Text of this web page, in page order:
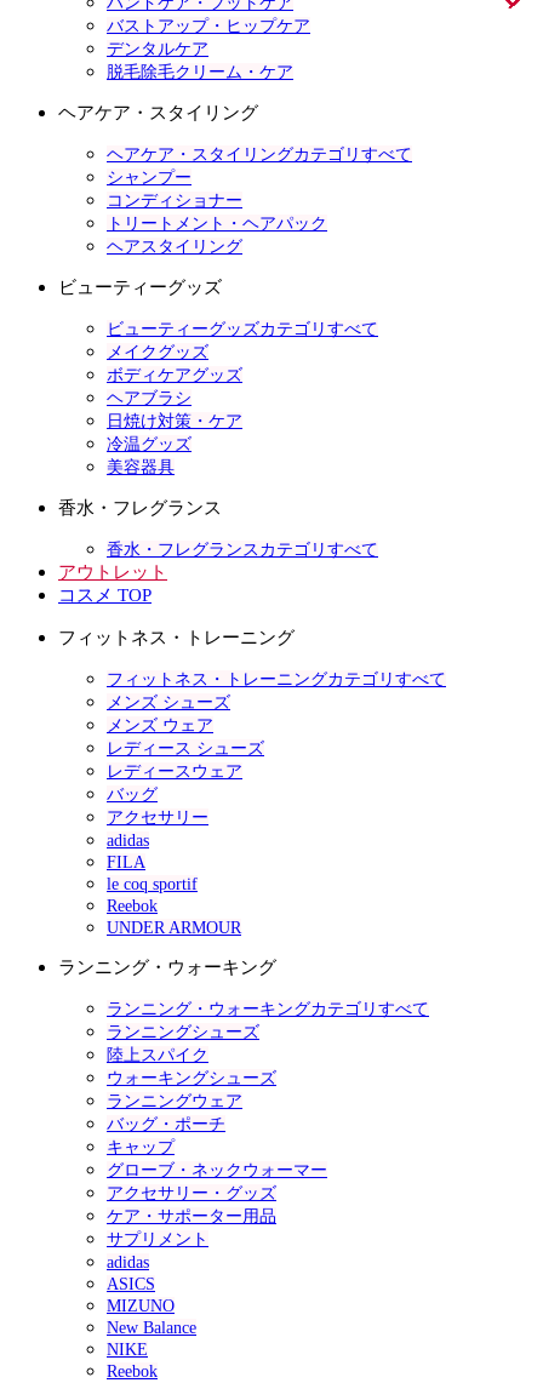
バストアップ・ヒップケア
デンタルケア
脱毛除毛クリーム・ケア
ヘアケア・スタイリング
ヘアケア・スタイリングカテゴリすべて
シャンプー
コンディショナー
トリートメント・ヘアパック
ヘアスタイリング
ビューティーグッズ
ビューティーグッズカテゴリすべて
メイクグッズ
ボディケアグッズ
ヘアブラシ
日焼け対策・ケア
冷温グッズ
美容器具
香水・フレグランス
香水・フレグランスカテゴリすべて
アウトレット
コスメ TOP
フィットネス・トレーニング
フィットネス・トレーニングカテゴリすべて
メンズ シューズ
メンズ ウェア
レディース シューズ
レディースウェア
バッグ
アクセサリー
adidas
FILA
le coq sportif
Reebok
UNDER ARMOUR
ランニング・ウォーキング
ランニング・ウォーキングカテゴリすべて
ランニングシューズ
陸上スパイク
ウォーキングシューズ
ランニングウェア
バッグ・ポーチ
キャップ
グローブ・ネックウォーマー
アクセサリー・グッズ
ケア・サポーター用品
サプリメント
adidas
ASICS
MIZUNO
New Balance
NIKE
Reebok